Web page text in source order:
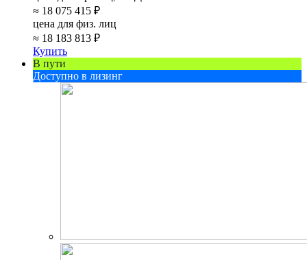
≈ 18 075 415 ₽
цена для физ. лиц
≈ 18 183 813 ₽
Купить
В пути
Доступно в лизинг